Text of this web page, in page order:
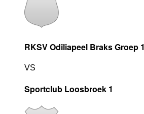
RKSV Odiliapeel Braks Groep 1
VS
Sportclub Loosbroek 1